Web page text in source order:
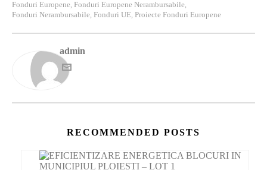
Fonduri Europene, Fonduri Europene Nerambursabile,
Fonduri Nerambursabile, Fonduri UE, Proiecte Fonduri Europene
admin
RECOMMENDED POSTS